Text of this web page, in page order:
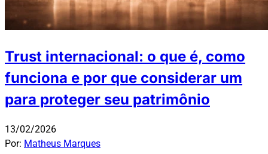
Trust internacional: o que é, como
funciona e por que considerar um
para proteger seu patrimônio
13/02/2026
Por: Matheus Marques